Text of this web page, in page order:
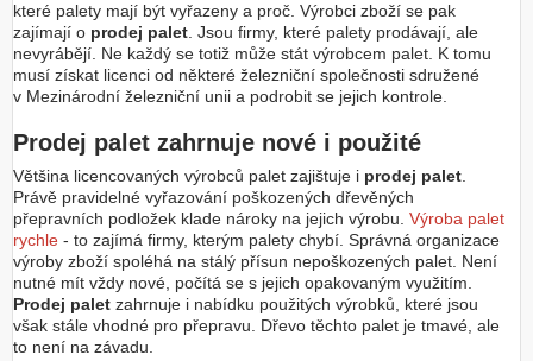
které palety mají být vyřazeny a proč. Výrobci zboží se pak
zajímají o prodej palet . Jsou firmy, které palety prodávají, ale
nevyrábějí. Ne každý se totiž může stát výrobcem palet. K tomu
musí získat licenci od některé železniční společnosti sdružené
v Mezinárodní železniční unii a podrobit se jejich kontrole.
Prodej palet zahrnuje nové i použité
Většina licencovaných výrobců palet zajištuje i prodej palet
Právě pravidelné vyřazování poškozených dřevěných
přepravních podložek klade nároky na jejich výrobu. Výroba palet
rychle - to zajímá firmy, kterým palety chybí. Správná organizace
výroby zboží spoléhá na stálý přísun nepoškozených palet. Není
nutné mít vždy nové, počítá se s jejich opakovaným využitím.
Prodej palet zahrnuje i nabídku použitých výrobků, které jsou
však stále vhodné pro přepravu. Dřevo těchto palet je tmavé, ale
to není na závadu.